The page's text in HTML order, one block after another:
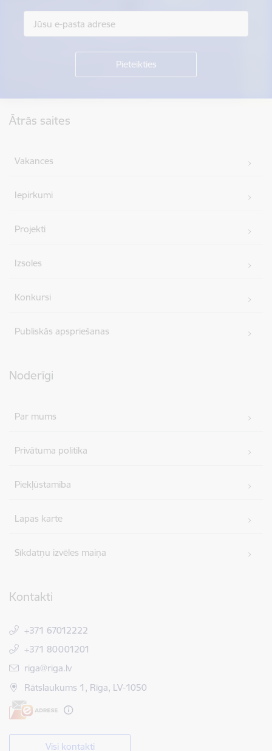
Ātrās saites
Vakances
Iepirkumi
Projekti
Izsoles
Konkursi
Publiskās apspriešanas
Noderīgi
Par mums
Privātuma politika
Piekļūstamība
Lapas karte
Sīkdatņu izvēles maiņa
Kontakti
+371 67012222
+371 80001201
E-pasts:
riga@riga.lv
Rātslaukums 1, Rīga, LV-1050
Visi kontakti